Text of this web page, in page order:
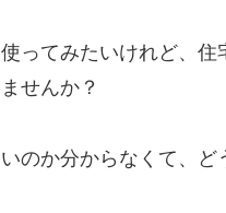
ってみたいけれど、
せんか？
のか分からなくて、ど